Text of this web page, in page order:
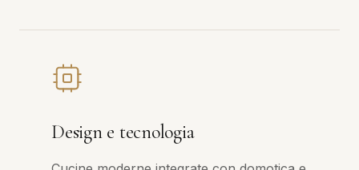
Design e tecnologia